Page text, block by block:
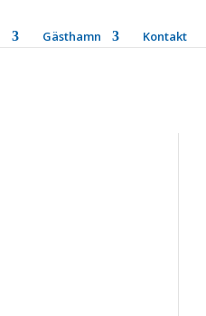
Gästhamn Kontakt